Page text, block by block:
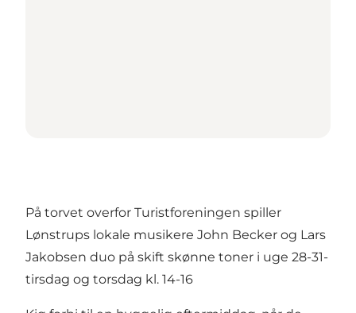
På torvet overfor Turistforeningen spiller
Lønstrups lokale musikere John Becker og Lars
Jakobsen duo på skift skønne toner i uge 28-31-
tirsdag og torsdag kl. 14-16